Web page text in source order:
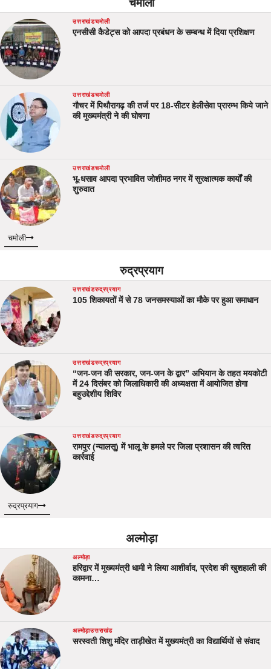
चमोली
उत्तराखंडचमोली
एनसीसी कैडेट्स को आपदा प्रबंधन के सम्बन्ध में दिया प्रशिक्षण
उत्तराखंडचमोली
गौचर में पिथौरागढ़ की तर्ज पर 18-सीटर हेलीसेवा प्रारम्भ किये जाने
की मुख्यमंत्री ने की घोषणा
उत्तराखंडचमोली
भू-धसाव आपदा प्रभावित जोशीमठ नगर में सुरक्षात्मक कार्यों की
शुरुवात
चमोली
रुद्रप्रयाग
उत्तराखंडरुद्रप्रयाग
105 शिकायतों में से 78 जनसमस्याओं का मौके पर हुआ समाधान
उत्तराखंडरुद्रप्रयाग
“जन-जन की सरकार, जन-जन के द्वार” अभियान के तहत मयकोटी
में 24 दिसंबर को जिलाधिकारी की अध्यक्षता में आयोजित होगा
बहुउद्देशीय शिविर
उत्तराखंडरुद्रप्रयाग
रामपुर (न्यालसू) में भालू के हमले पर जिला प्रशासन की त्वरित
कार्रवाई
रुद्रप्रयाग
अल्मोड़ा
अल्मोड़ा
हरिद्वार में मुख्यमंत्री धामी ने लिया आशीर्वाद, प्रदेश की खुशहाली की
कामना…
अल्मोड़ाउत्तराखंड
सरस्वती शिशु मंदिर ताड़ीखेत में मुख्यमंत्री का विद्यार्थियों से संवाद